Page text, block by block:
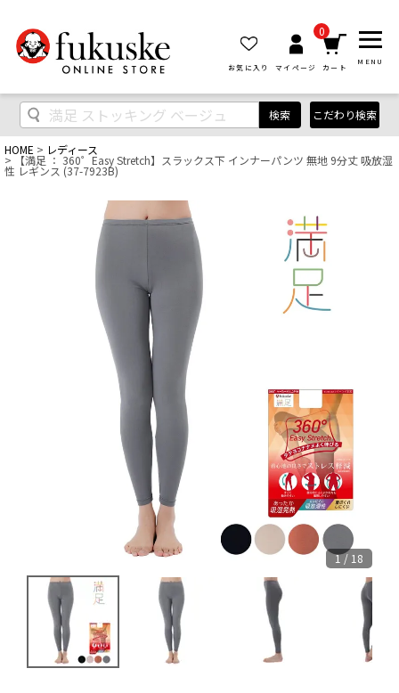
お気に入り マイページ
0
カート
MENU
検索 こだわり検索
HOME レディース
【満足 ： 360゜Easy Stretch】スラックス下 インナーパンツ 無地 9分丈 吸放湿
性 レギンス (37-7923B)
1 / 18